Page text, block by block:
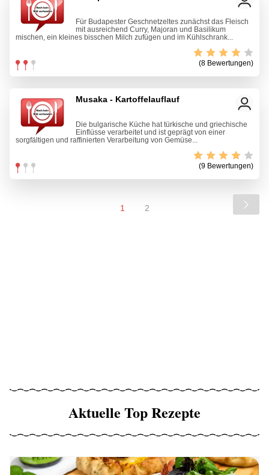
Für Budapester Geschnetzeltes zunächst das Fleisch
mit ausreichend Curry, Majoran und Basilikum
mischen, ein kleines bisschen Milch zufügen und im Kühlschrank...
(8 Bewertungen)
Musaka - Kartoffelauflauf
Die bulgarische Küche hat türkische und griechische
Einflüsse verarbeitet und ist geprägt von einer
sorgfältigen und raffinierten Verarbeitung von Gemüse...
(9 Bewertungen)
1 2
Aktuelle Top Rezepte